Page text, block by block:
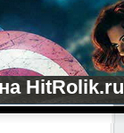
HitRolik.ru